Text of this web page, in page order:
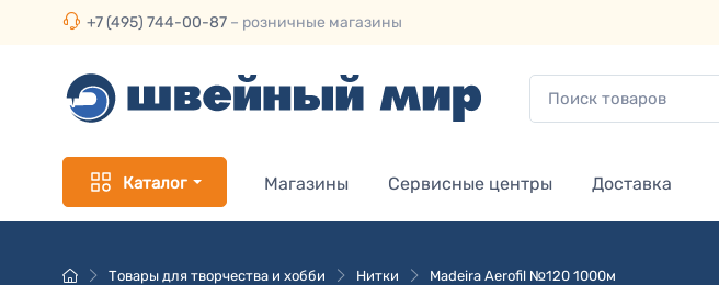
+7 (495) 744-00-87 – розничные магазины
Каталог Магазины Сервисные центры Доставка
Товары для творчества и хобби Нитки Madeira Aerofil №120 1000м